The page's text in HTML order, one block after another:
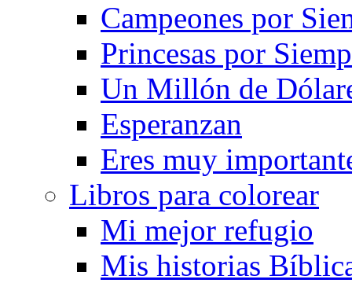
Campeones por
Princesas por
Un Millón de
Esperanzan
Eres muy
Libros para colorear
Mi mejor refugio
Mis historias